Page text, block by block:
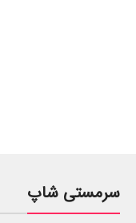
سرمستی شاپ